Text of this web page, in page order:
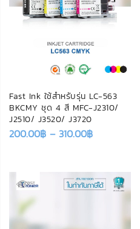
Fast Ink ใช้สำหรับรุ่น LC-563
BKCMY ชุด 4 สี MFC-J2310/
J2510/ J3520/ J3720
200.00฿ – 310.00฿